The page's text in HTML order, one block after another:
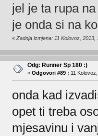
jel je ta rupa
je onda si na
« Zadnja izmjena: 11 Kolovoz, 2013,
Odg: Runner Sp 180 :)
« Odgovori #89 : 11
onda kad
opet ti treba
mjesavinu i